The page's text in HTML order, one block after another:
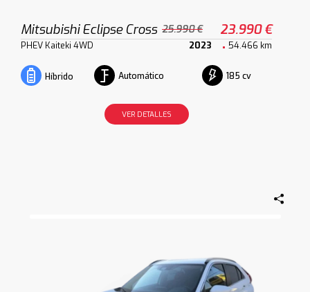
Mitsubishi Eclipse Cross 25.990 € 23.990 €
PHEV Kaiteki 4WD 2023 54.466 km
Híbrido Automático 185 cv
VER DETALLES